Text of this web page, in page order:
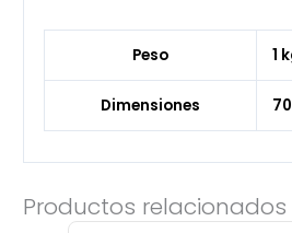
Peso 1
Dimensiones
Productos relacionados